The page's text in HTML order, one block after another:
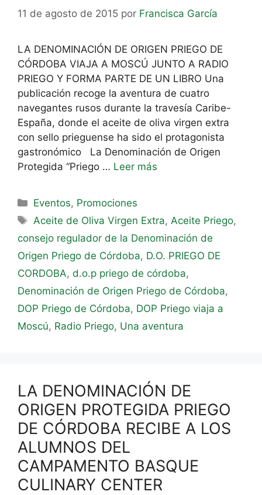
11 de agosto de 2015 por Francisca García
LA DENOMINACIÓN DE ORIGEN PRIEGO DE
CÓRDOBA VIAJA A MOSCÚ JUNTO A RADIO
PRIEGO Y FORMA PARTE DE UN LIBRO Una
publicación recoge la aventura de cuatro
navegantes rusos durante la travesía Caribe-
España, donde el aceite de oliva virgen extra
con sello prieguense ha sido el protagonista
gastronómico La Denominación de Origen
Protegida “Priego … Leer más
Eventos, Promociones
Aceite de Oliva Virgen Extra, Aceite Priego,
consejo regulador de la Denominación de
Origen Priego de Córdoba, D.O. PRIEGO DE
CORDOBA, d.o.p priego de córdoba,
Denominación de Origen Priego de Córdoba,
DOP Priego de Córdoba, DOP Priego viaja a
Moscú, Radio Priego, Una aventura
LA DENOMINACIÓN DE
ORIGEN PROTEGIDA PRIEGO
DE CÓRDOBA RECIBE A LOS
ALUMNOS DEL
CAMPAMENTO BASQUE
CULINARY CENTER